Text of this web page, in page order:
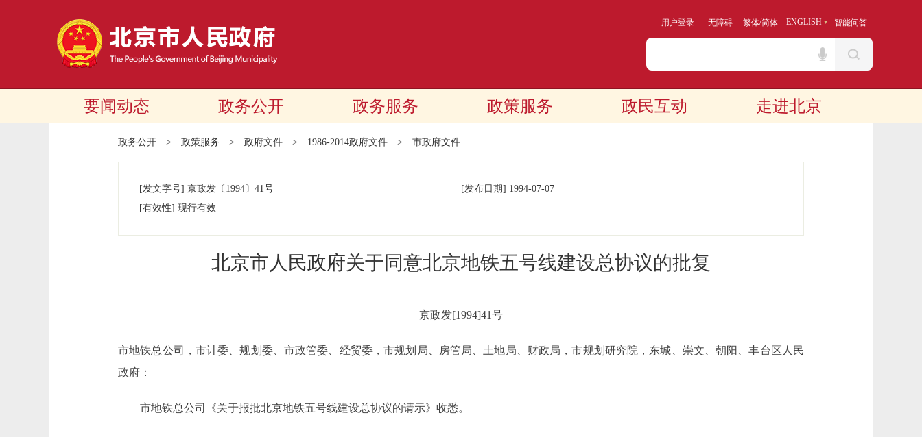
用户登录 无障碍 繁体/简体 ENGLISH 智能问答
要闻动态 政务公开 政务服务 政策服务 政民互动 走进北京
政务公开 > 政策服务 > 政府文件 > 1986-2014政府文件 > 市政府文件
[发文字号] 京政发 〔1994〕 41号 [发布日期] 1994-07-07
[有效性] 现行有效
北京市人民政府关于同意北京地铁五号线建设总协议的批复
京政发[1994]41号
市地铁总公司，市计委、规划委、市政管委、经贸委，市规划局、房管局、土地局、财政局，市规划研究院，东城、崇文、朝阳、丰台区人民
政府：
市地铁总公司《关于报批北京地铁五号线建设总协议的请示》收悉。